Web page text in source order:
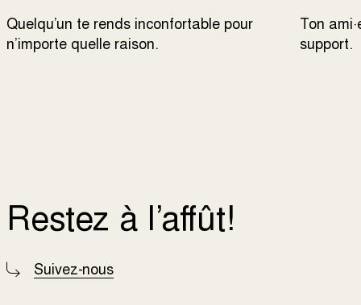
Quelqu’un te rends inconfortable pour
n’importe quelle raison.
Ton
support.
Restez à l’affût!
Suivez-nous